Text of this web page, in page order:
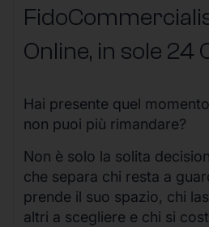
Online, in sole 24
Hai presente quel
non puoi più rimandare?
Non è solo la solita
che separa chi resta a
prende il suo spazio, chi
altri a scegliere e chi si